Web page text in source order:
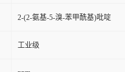
2-(2-氨基-5-溴-苯甲酰基)吡啶
工业级